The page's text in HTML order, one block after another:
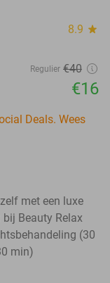
8.9 star
Regulier €40
€16
Deals. Wees
met een luxe
Beauty Relax
(30
min)